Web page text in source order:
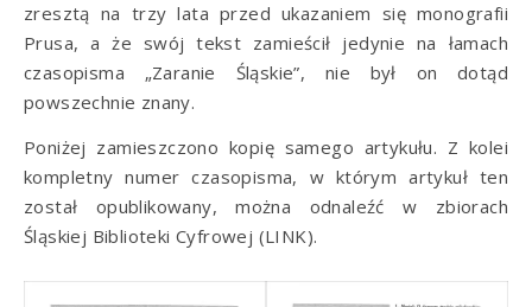
zresztą na trzy lata przed ukazaniem się monografii
Prusa, a że swój tekst zamieścił jedynie na łamach
czasopisma „Zaranie Śląskie”, nie był on dotąd
powszechnie znany.
Poniżej zamieszczono kopię samego artykułu. Z kolei
kompletny numer czasopisma, w którym artykuł ten
został opublikowany, można odnaleźć w zbiorach
Śląskiej Biblioteki Cyfrowej (LINK).